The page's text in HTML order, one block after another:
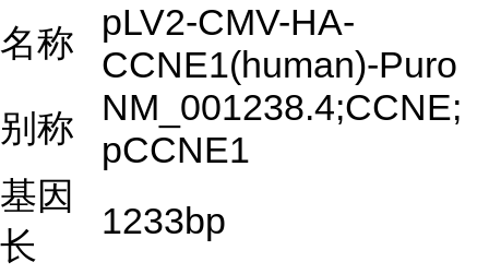
名称
pLV2-CMV-HA-
CCNE1(human)-Puro
别称
NM_001238.4;CCNE;
pCCNE1
基因
长
1233bp